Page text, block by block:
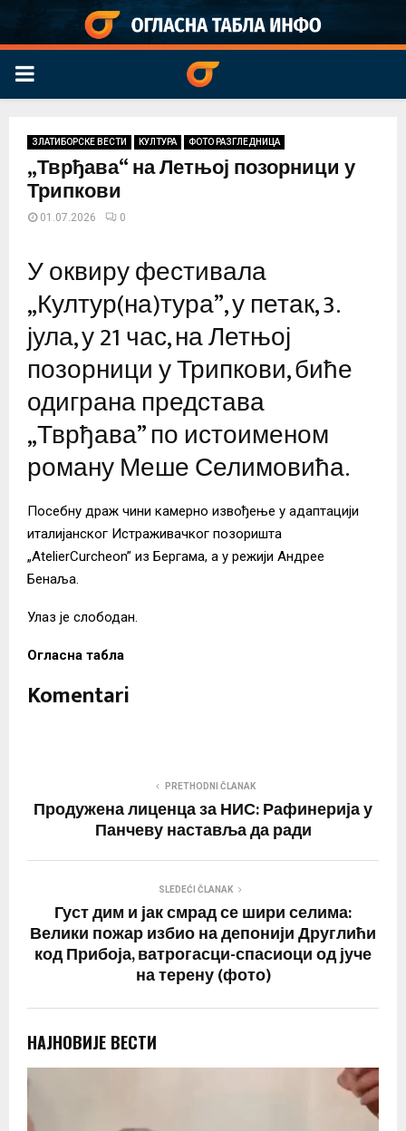
PRIMARY
ЗЛАТИБОРСКЕ ВЕСТИ КУЛТУРА ФОТО РАЗГЛЕДНИЦА
„Тврђава“ на Летњој позорници у
Трипкови
01.07.2026 0
У оквиру фестивала
„Култур(на)тура”, у петак, 3.
јула, у 21 час, на Летњој
позорници у Трипкови, биће
одиграна представа
„Тврђава” по истоименом
роману Меше Селимовића.
Посебну драж чини камерно извођење у адаптацији
италијанског Истраживачког позоришта
„AtelierCurcheon” из Бергама, а у режији Андрее
Бенаља.
Улаз је слободан.
Огласна табла
Komentari
PRETHODNI ČLANAK
Продужена лиценца за НИС: Рафинерија у
Панчеву наставља да ради
SLEDEĆI ČLANAK
Густ дим и јак смрад се шири селима:
Велики пожар избио на депонији Друглићи
код Прибоја, ватрогасци-спасиоци од јуче
на терену (фото)
НАЈНОВИЈЕ ВЕСТИ